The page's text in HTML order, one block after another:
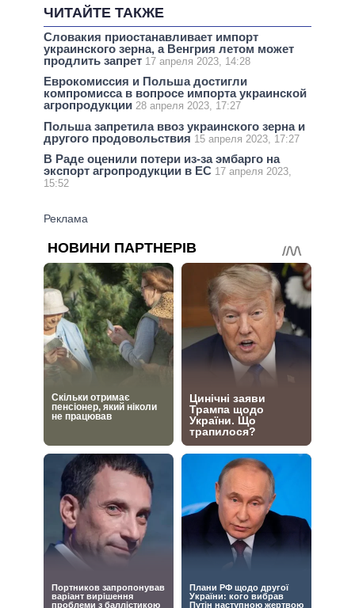
ЧИТАЙТЕ ТАКЖЕ
Словакия приостанавливает импорт
украинского зерна, а Венгрия летом может
продлить запрет 17 апреля 2023, 14:28
Еврокомиссия и Польша достигли
компромисса в вопросе импорта украинской
агропродукции 28 апреля 2023, 17:27
Польша запретила ввоз украинского зерна и
другого продовольствия 15 апреля 2023, 17:27
В Раде оценили потери из-за эмбарго на
экспорт агропродукции в ЕС 17 апреля 2023,
15:52